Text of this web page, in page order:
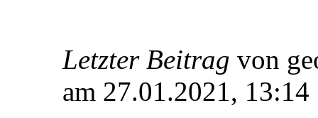
Letzter Beitrag von
am 27.01.2021, 13:14